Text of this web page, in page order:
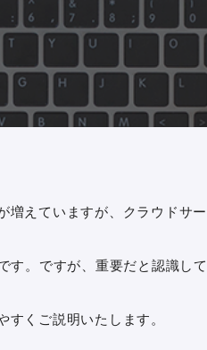
えていますが、クラウドサ
。ですが、重要だと認識し
くご説明いたします。